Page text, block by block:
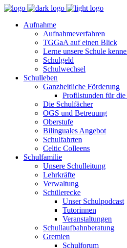
Aufnahme
Aufnahmeverfahren
TGGaA auf einen Blick
Lerne unsere Schule
Schulgeld
Schulwechsel
Schulleben
Ganzheitliche Förderung
Profilstunden für
Die Schulfächer
OGS und Betreuung
Oberstufe
Bilinguales Angebot
Schulfahrten
Celtic Colleens
Schulfamilie
Unsere Schulleitung
Lehrkräfte
Verwaltung
Schülerecke
Unser Schulpodcast
Tutorinnen
Veranstaltungen
Schullaufbahnberatung
Gremien
Schulforum